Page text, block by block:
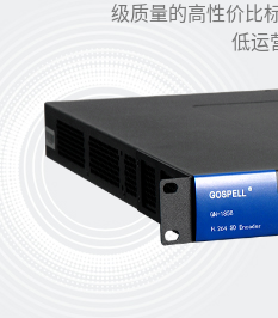
级质量的高性价比
低运